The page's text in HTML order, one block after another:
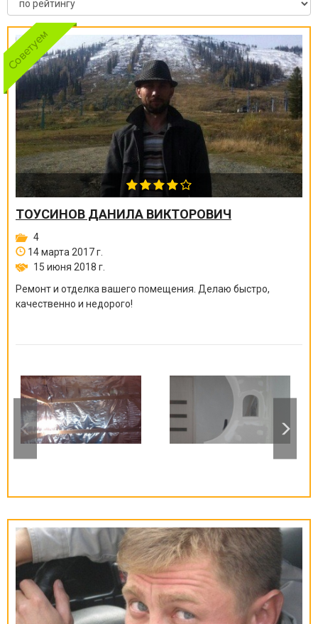
ТОУСИНОВ ДАНИЛА ВИКТОРОВИЧ
4
14 марта 2017 г.
15 июня 2018 г.
Ремонт и отделка вашего помещения. Делаю быстро,
качественно и недорого!